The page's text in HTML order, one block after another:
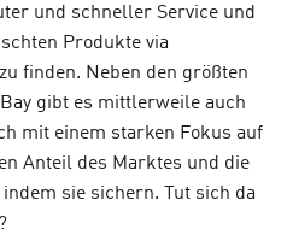
und schneller Service und
Produkte via
finden. Neben den größten
gibt es mittlerweile auch
mit einem starken Fokus auf
Anteil des Marktes und die
sie sichern. Tut sich da